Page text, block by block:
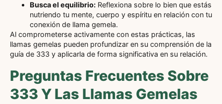
Busca el equilibrio: Reflexiona sobre lo bien que estás
nutriendo tu mente, cuerpo y espíritu en relación con tu
conexión de llama gemela.
Al comprometerse activamente con estas prácticas, las
llamas gemelas pueden profundizar en su comprensión de la
guía de 333 y aplicarla de forma significativa en su relación.
Preguntas Frecuentes Sobre
333 Y Las Llamas Gemelas